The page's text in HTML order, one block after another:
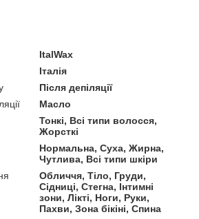
ItalWax
Італія
Після депіляції
Масло
Тонкі, Всі типи волосся,
Жорсткі
Нормальна, Суха, Жирна,
Чутлива, Всі типи шкіри
Обличчя, Тіло, Груди,
Сідниці, Стегна, Інтимні
зони, Лікті, Ноги, Руки,
Пахви, Зона бікіні, Спина